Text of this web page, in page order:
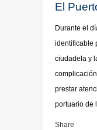
El
Durante el
identificable
ciudadela y
prestar
portuario de
Share